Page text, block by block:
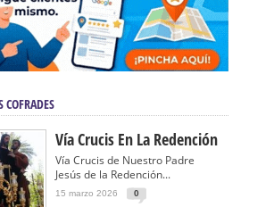
COFRADES
Vía Crucis En La Redención
Vía Crucis de Nuestro Padre
Jesús de la Redención...
15 marzo 2026 0